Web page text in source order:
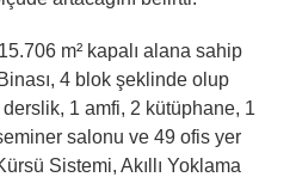
m² kapalı alana sahip
4 blok şeklinde olup
1 amfi, 2 kütüphane, 1
salonu ve 49 ofis yer
Sistemi, Akıllı Yoklama